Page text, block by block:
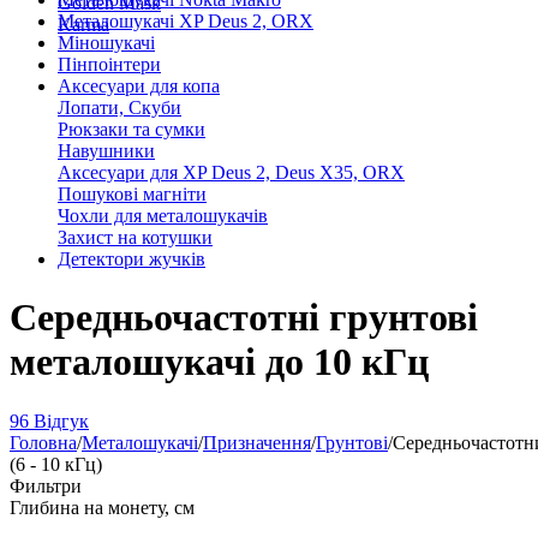
Karma
Металошукачі XP Deus 2, ORX
Міношукачі
Пінпоінтери
Аксесуари для копа
Лопати, Скуби
Рюкзаки та сумки
Навушники
Аксесуари для XP Deus 2, Deus X35, ORX
Пошукові магніти
Чохли для металошукачів
Захист на котушки
Детектори жучків
Середньочастотні грунтові
металошукачі до 10 кГц
96 Відгук
Головна/Металошукачі/Призначення/Грунтові/
(6 - 10 кГц)
Фильтри
Глибина на монету, см